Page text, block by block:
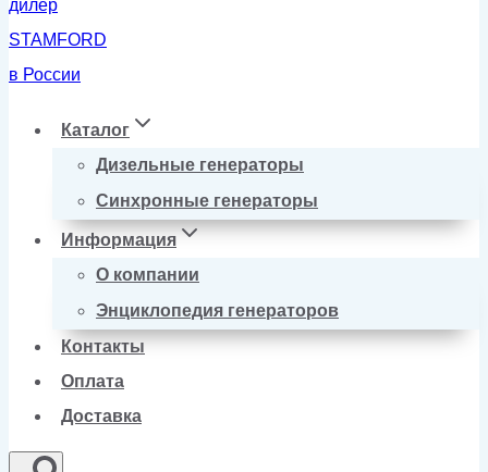
Каталог
Дизельные генераторы
Синхронные генераторы
Информация
О компании
Энциклопедия генераторов
Контакты
Оплата
Доставка